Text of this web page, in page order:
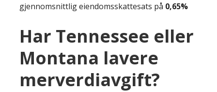
gjennomsnittlig eiendomsskattesats på 0,65%
Har Tennessee eller
Montana lavere
merverdiavgift?